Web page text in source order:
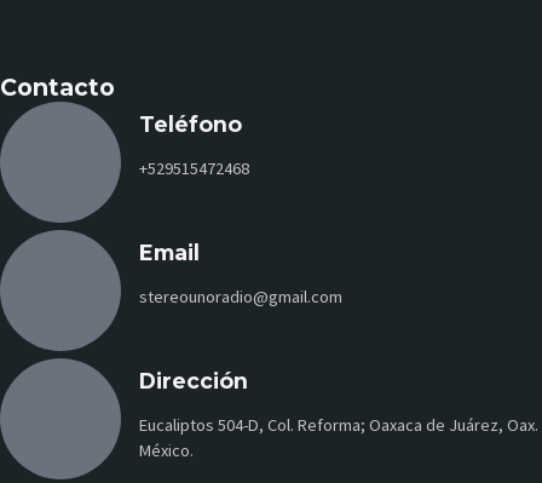
Contacto
Teléfono
+529515472468
Email
stereounoradio@gmail.com
Dirección
Eucaliptos 504-D, Col. Reforma; Oaxaca de Juárez, Oax.
México.